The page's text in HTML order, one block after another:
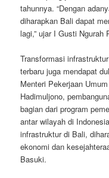
tahunnya. “Dengan
diharapkan Bali dapat
lagi,” ujar I Gusti Ngurah
Transformasi
terbaru juga mendapat
Menteri Pekerjaan
Hadimuljono,
bagian dari program
antar wilayah di
infrastruktur di Bali,
ekonomi dan
Basuki.